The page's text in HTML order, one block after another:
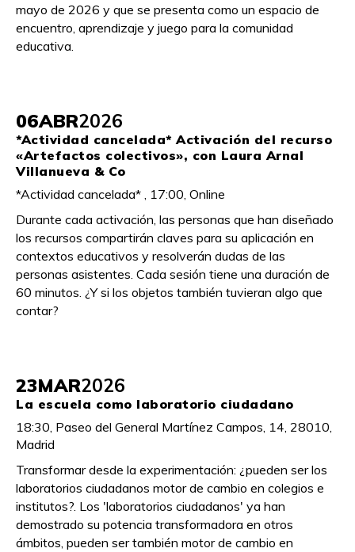
mayo de 2026 y que se presenta como un espacio de
encuentro, aprendizaje y juego para la comunidad
educativa.
06ABR2026
*Actividad cancelada* Activación del recurso
«Artefactos colectivos», con Laura Arnal
Villanueva & Co
*Actividad cancelada* , 17:00, Online
Durante cada activación, las personas que han diseñado
los recursos compartirán claves para su aplicación en
contextos educativos y resolverán dudas de las
personas asistentes. Cada sesión tiene una duración de
60 minutos. ¿Y si los objetos también tuvieran algo que
contar?
23MAR2026
La escuela como laboratorio ciudadano
18:30, Paseo del General Martínez Campos, 14, 28010,
Madrid
Transformar desde la experimentación: ¿pueden ser los
laboratorios ciudadanos motor de cambio en colegios e
institutos?. Los 'laboratorios ciudadanos' ya han
demostrado su potencia transformadora en otros
ámbitos, pueden ser también motor de cambio en